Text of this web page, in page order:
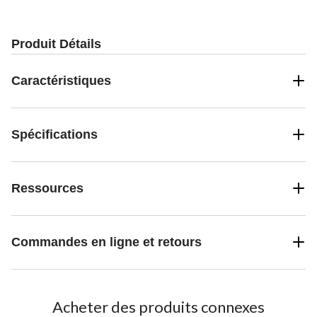
Produit Détails
Caractéristiques
Spécifications
Ressources
Commandes en ligne et retours
Acheter des produits connexes